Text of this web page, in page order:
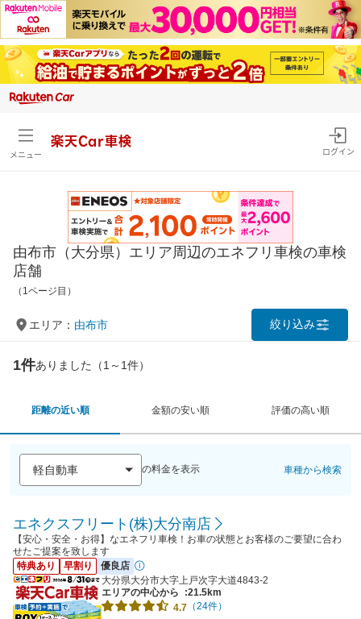
メニュー
楽天Car車検
ログイン
由布市（大分県）エリア周辺のエネフリ車検の車検
店舗
（1ページ目）
エリア： 由布市 絞り込み
1件ありました（1～1件）
距離の近い順 金額の安い順 評価の高い順
の料金を表示 車種から検索
エネクスフリート(株)大分南店
【安心・安全・お得】なエネフリ車検！お車の状態とお客様のご要望に合わ
せたご提案を致します
特典あり
早割り
優良店
大分県大分市大字上戸次字大道4843-2
エリアの中心から
:21.5km
4.7 （24件）